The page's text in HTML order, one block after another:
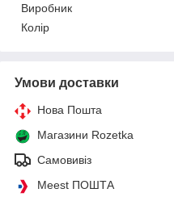
Виробник
Колір
Умови доставки
Нова Пошта
Магазини Rozetka
Самовивіз
Meest ПОШТА